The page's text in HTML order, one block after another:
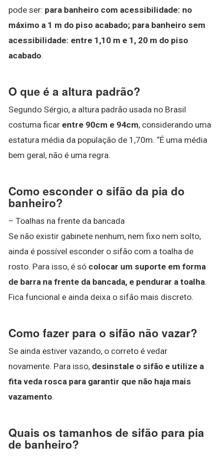
pode ser: para banheiro com acessibilidade: no
máximo a 1 m do piso acabado; para banheiro sem
acessibilidade: entre 1,10 m e 1, 20 m do piso
acabado.
O que é a altura padrão?
Segundo Sérgio, a altura padrão usada no Brasil
costuma ficar entre 90cm e 94cm, considerando uma
estatura média da população de 1,70m. “É uma média
bem geral, não é uma regra.
Como esconder o sifão da pia do
banheiro?
– Toalhas na frente da bancada
Se não existir gabinete nenhum, nem fixo nem solto,
ainda é possível esconder o sifão com a toalha de
rosto. Para isso, é só colocar um suporte em forma
de barra na frente da bancada, e pendurar a toalha.
Fica funcional e ainda deixa o sifão mais discreto.
Como fazer para o sifão não vazar?
Se ainda estiver vazando, o correto é vedar
novamente. Para isso, desinstale o sifão e utilize a
fita veda rosca para garantir que não haja mais
vazamento.
Quais os tamanhos de sifão para pia
de banheiro?